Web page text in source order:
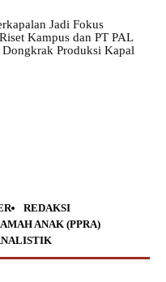
Jadi Fokus
Kampus dan PT PAL
Produksi Kapal
REDAKSI
ANAK (PPRA)